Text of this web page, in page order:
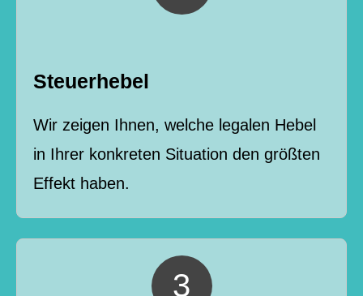
Steuerhebel
Wir zeigen Ihnen, welche legalen Hebel
in Ihrer konkreten Situation den größten
Effekt haben.